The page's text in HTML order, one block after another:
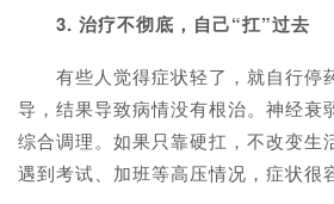
3. 治疗不彻底，自己“扛”过去
有些人觉得症状轻了，就自行停
导，结果导致病情没有根治。神经衰
综合调理。如果只靠硬扛，不改变生
遇到考试、加班等高压情况，症状很